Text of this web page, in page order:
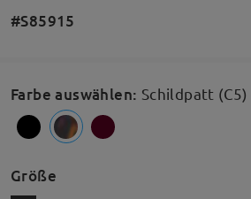
#S85915
Farbe auswählen: Schildpatt (C5)
Größe